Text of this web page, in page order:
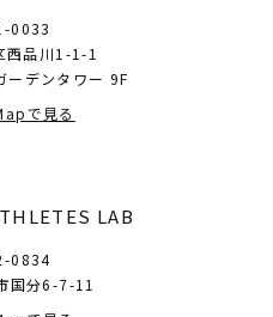
0033
西品川1-1-1
ーデンタワー 9F
で見る
LAB
0834
国分6-7-11